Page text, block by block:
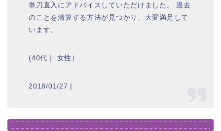
単刀直入にアドバイスしていただけました。 過去
のことを清算する方法が見つかり、大変満足して
います。
(40代｜ 女性）
2018/01/27 |